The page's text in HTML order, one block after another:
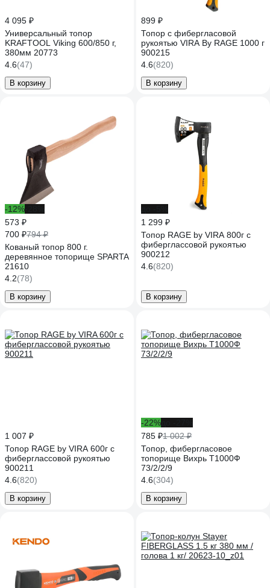
4 095 ₽
Универсальный топор
KRAFTOOL Viking 600/850 г,
380мм 20773
4.6(47)
В корзину
899 ₽
Топор с фибергласовой
рукоятью VIRA By RAGE 1000 г
900215
4.6(820)
В корзину
-12%
573 ₽
700 ₽794 ₽
Кованый топор 800 г.
деревянное топорище SPARTA
21610
4.2(78)
В корзину
1 299 ₽
Топор RAGE by VIRA 800г с
фиберглассовой рукоятью
900212
4.6(820)
В корзину
1 007 ₽
Топор RAGE by VIRA 600г с
фиберглассовой рукоятью
900211
4.6(820)
В корзину
-22%
785 ₽1 002 ₽
Топор, фибергласовое
топорище Вихрь Т1000Ф
73/2/2/9
4.6(304)
В корзину